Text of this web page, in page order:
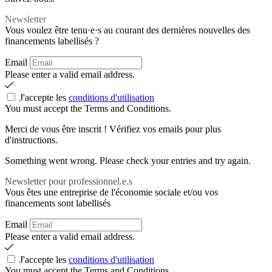
Newsletter
Vous voulez être tenu·e·s au courant des dernières nouvelles des
financements labellisés ?
Email
Please enter a valid email address.
J'accepte les conditions d'utilisation
You must accept the Terms and Conditions.
Merci de vous être inscrit ! Vérifiez vos emails pour plus
d'instructions.
Something went wrong. Please check your entries and try again.
Newsletter pour professionnel.e.s
Vous êtes une entreprise de l'économie sociale et/ou vos
financements sont labellisés
Email
Please enter a valid email address.
J'accepte les conditions d'utilisation